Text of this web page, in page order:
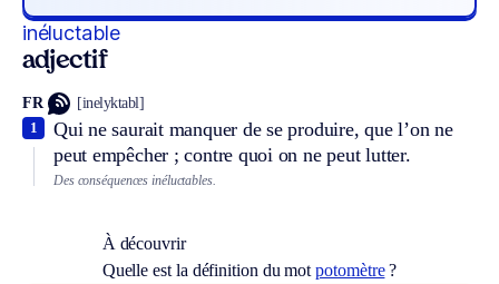
inéluctable
adjectif
FR [inelyktabl]
Qui ne saurait manquer de se produire, que l’on ne
peut empêcher ; contre quoi on ne peut lutter.
1
Des conséquences inéluctables.
À découvrir
Quelle est la définition du motpotomètre?